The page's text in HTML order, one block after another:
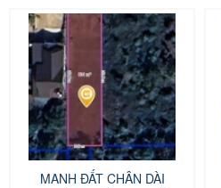
MANH ĐẤT CHÂN DÀI